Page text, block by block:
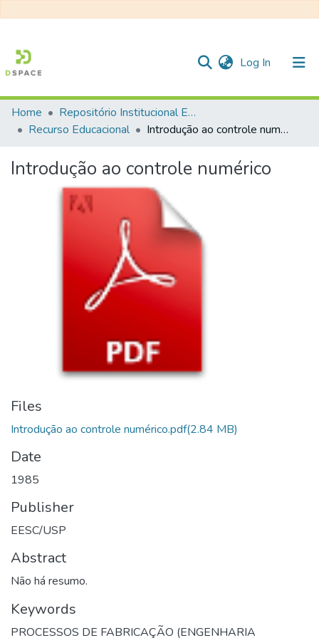
Log In (current)
Communities & Collections
Statistics
Home
Repositório Institucional EESC
Recurso Educacional
Introdução ao controle numérico
Introdução ao controle numérico
Files
Introdução ao controle numérico.pdf(2.84 MB)
Date
1985
Publisher
EESC/USP
Abstract
Não há resumo.
Keywords
PROCESSOS DE FABRICAÇÃO (ENGENHARIA